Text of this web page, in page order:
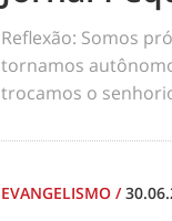
Reflexão: Somos
tornamos
trocamos o
EVANGELISMO /